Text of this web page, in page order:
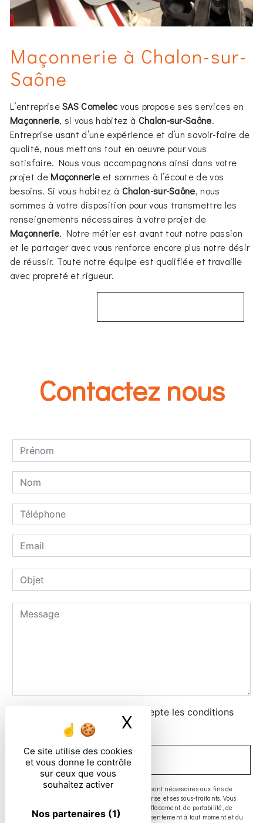
Ce site utilise des cookies
et vous donne le contrôle
sur ceux que vous
souhaitez activer
Nos partenaires (1)
X Masquer le
Maçonnerie à Chalon-sur-
Saône
L’entrepriseSAS Comelecvous propose ses services en
Maçonnerie, si vous habitez à Chalon-sur-Saône.
Entreprise usant d’une expérience et d’un savoir-faire de
qualité, nous mettons tout en oeuvre pour vous
satisfaire. Nous vous accompagnons ainsi dans votre
projet deMaçonnerie et sommes à l’écoute de vos
besoins. Si vous habitez à Chalon-sur-Saône, nous
sommes à votre disposition pour vous transmettre les
renseignements nécessaires à votre projet de
Maçonnerie. Notre métier est avant tout notre passion
et le partager avec vous renforce encore plus notre désir
de réussir. Toute notre équipe est qualifiée et travaille
avec propreté et rigueur.
Contactez nous
En cochant cette case, j'accepte les conditions
particulières ci-dessous **
ENVOYER
** Les données personnelles communiquées sont nécessaires aux fins de
vous contacter. Elles sont destinées à l'entreprise et ses sous-traitants. Vous
disposez de droits d’accès, de rectification, d’effacement, de portabilité, de
limitation, d’opposition, de retrait de votre consentement à tout moment et du